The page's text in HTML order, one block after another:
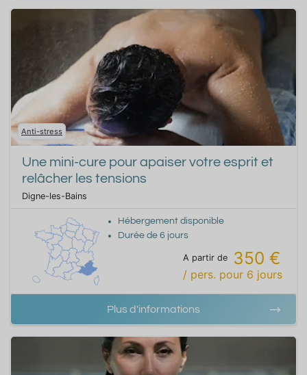
Anti-stress
Une mini-cure pour apaiser votre esprit et
relâcher les tensions
Digne-les-Bains
Hébergement disponible
Durée de 6 jours
A partir de 350 €
/ pers. pour 6 jours
Plus d'informations